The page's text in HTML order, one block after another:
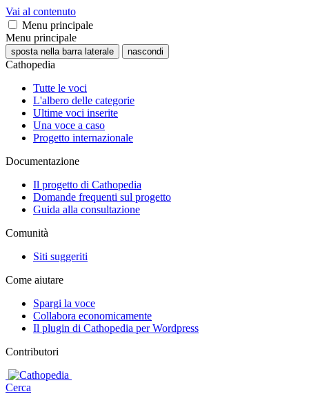
Vai al contenuto
Menu principale
Menu principale
sposta nella barra laterale nascondi
Cathopedia
Tutte le voci
L'albero delle categorie
Ultime voci inserite
Una voce a caso
Progetto internazionale
Documentazione
Il progetto di Cathopedia
Domande frequenti sul progetto
Guida alla consultazione
Comunità
Siti suggeriti
Come aiutare
Spargi la voce
Collabora economicamente
Il plugin di Cathopedia per Wordpress
Contributori
Cerca